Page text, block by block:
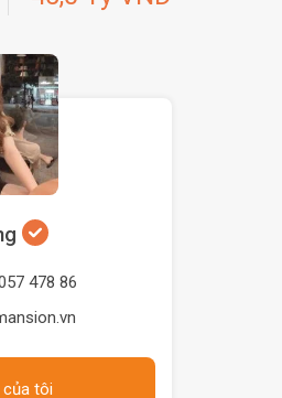
478 86
của tôi